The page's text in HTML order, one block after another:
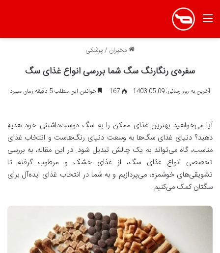
منو
مخبران /پزشکی
سفره‌ی رنگارنگ سگ شما بررسی انواع غذای سگ
آخرین به روز رسانی: 09-05-1403 167 خواندن این مطلب 5 دقیقه زمان میبرد
آیا می‌خواهید بهترین غذای ممکن را به سگ دوست‌داشتنی خود هدیه
دهید؟ دنیای غذای سگ‌ها به وسعت دنیای رنگ‌هاست و انتخاب غذای
مناسب، گاه می‌تواند به یک چالش تبدیل شود. در این مقاله، به بررسی
تخصصی انواع غذای سگ، از غذای خشک و مرطوب گرفته تا
تشویقی‌های خوشمزه، می‌پردازیم و به شما در انتخاب غذای ایده‌آل برای
سگتان کمک می‌کنیم.